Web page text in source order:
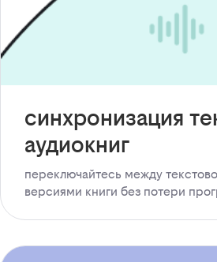
синхронизация
аудиокниг
переключайтесь между
версиями книги без потери